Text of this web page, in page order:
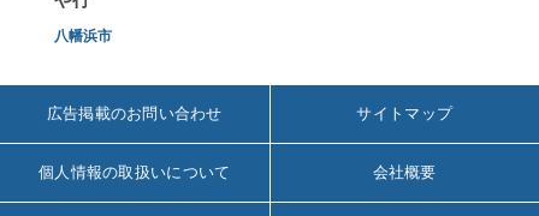
八幡浜市
広告掲載のお問い合わせ サイトマップ
個人情報の取扱いについて 会社概要